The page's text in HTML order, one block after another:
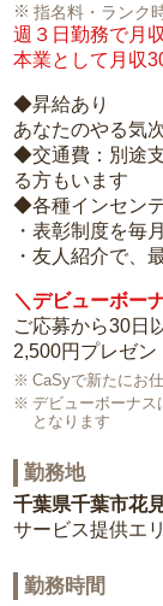
指名料・ランク
週３日勤務で月
本業として月収
◆昇給あり
あなたのやる気
◆交通費：別途
る方もいます
◆各種インセン
・表彰制度を毎
・友人紹介で、
＼デビューボー
ご応募から30日
2,500円プレゼン
CaSyで新たにお
デビューボーナス
となります
勤務地
千葉県千葉市花
サービス提供エ
勤務時間